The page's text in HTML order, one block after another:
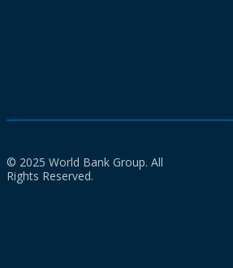
© 2025 World Bank Group. All
Rights Reserved.